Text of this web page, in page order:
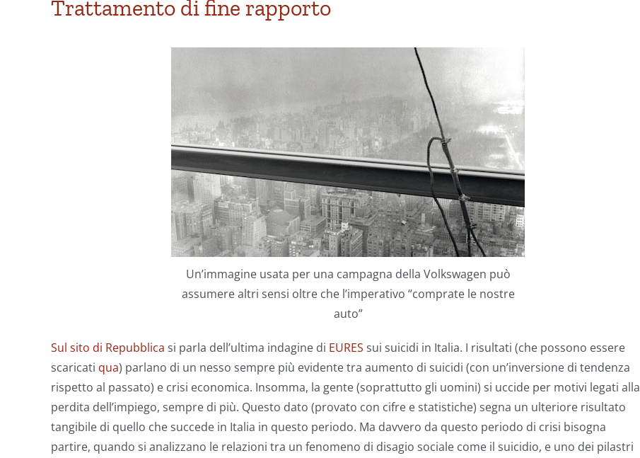
Trattamento di fine rapporto
Un’immagine usata per una campagna della Volkswagen può
assumere altri sensi oltre che l’imperativo “comprate le nostre
auto”
Sul sito di Repubblica si parla dell’ultima indagine di EURES sui suicidi in Italia. I risultati (che possono essere
scaricati qua) parlano di un nesso sempre più evidente tra aumento di suicidi (con un’inversione di tendenza
rispetto al passato) e crisi economica. Insomma, la gente (soprattutto gli uomini) si uccide per motivi legati alla
perdita dell’impiego, sempre di più. Questo dato (provato con cifre e statistiche) segna un ulteriore risultato
tangibile di quello che succede in Italia in questo periodo. Ma davvero da questo periodo di crisi bisogna
partire, quando si analizzano le relazioni tra un fenomeno di disagio sociale come il suicidio, e uno dei pilastri